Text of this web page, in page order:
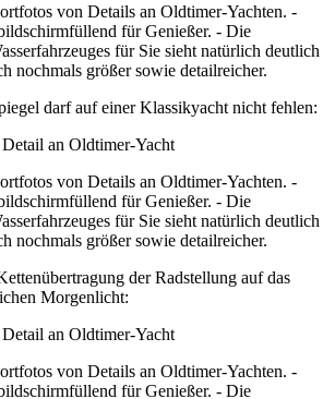
von Details an Oldtimer-Yachten. -
für Genießer. - Die
für Sie sieht natürlich deutlich
nochmals größer sowie detailreicher.
darf auf einer Klassikyacht nicht fehlen:
von Details an Oldtimer-Yachten. -
für Genießer. - Die
für Sie sieht natürlich deutlich
nochmals größer sowie detailreicher.
der Radstellung auf das
Morgenlicht:
von Details an Oldtimer-Yachten. -
für Genießer. - Die